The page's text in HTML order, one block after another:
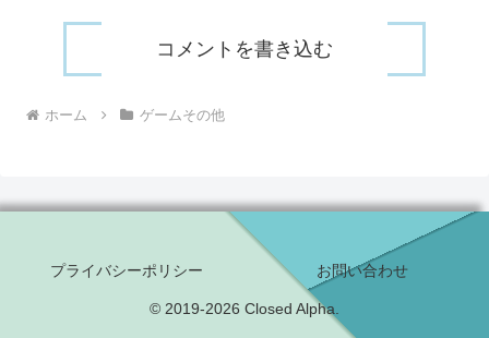
コメントを書き込む
ホーム ゲームその他
プライバシーポリシー お問い合わせ
© 2019-2026 Closed Alpha.